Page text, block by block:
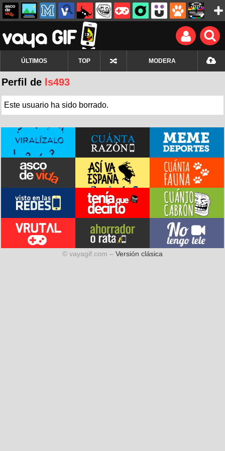
ÚLTIMOS TOP MODERA
Perfil de ls493
Este usuario ha sido borrado.
© vayagif.com – Versión clásica